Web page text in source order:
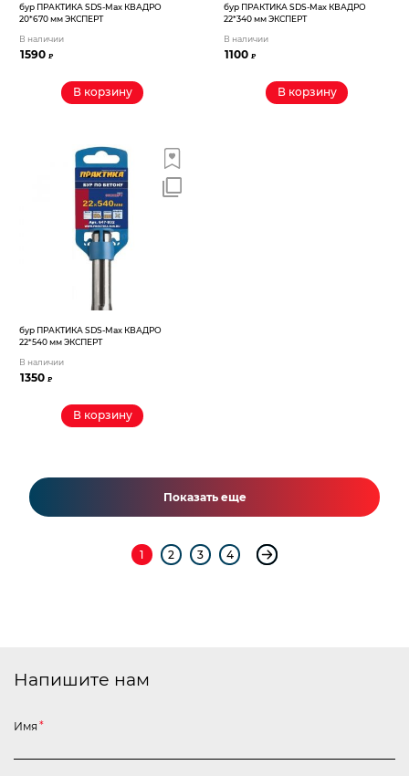
бур ПРАКТИКА SDS-Max КВАДРО
20*670 мм ЭКСПЕРТ
В наличии
1590₽
В корзину
бур ПРАКТИКА SDS-Max КВАДРО
22*340 мм ЭКСПЕРТ
В наличии
1100₽
В корзину
бур ПРАКТИКА SDS-Max КВАДРО
22*540 мм ЭКСПЕРТ
В наличии
1350₽
В корзину
Показать еще
1 2 3 4
Напишите нам
Имя *